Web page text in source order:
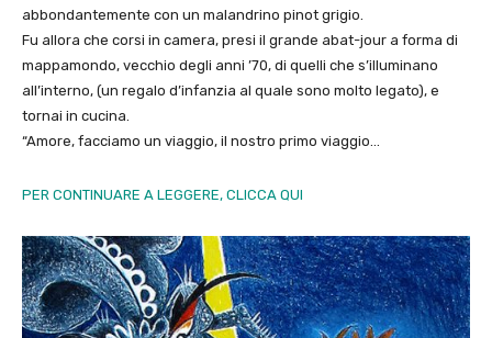
abbondantemente con un malandrino pinot grigio.
Fu allora che corsi in camera, presi il grande abat-jour a forma di
mappamondo, vecchio degli anni ’70, di quelli che s’illuminano
all’interno, (un regalo d’infanzia al quale sono molto legato), e
tornai in cucina.
“Amore, facciamo un viaggio, il nostro primo viaggio…
PER CONTINUARE A LEGGERE, CLICCA QUI